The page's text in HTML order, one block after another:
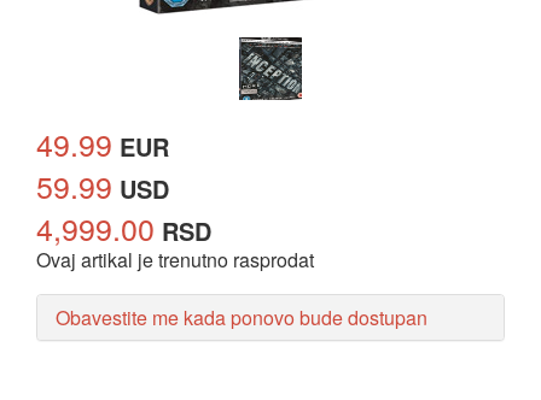
49.99 EUR
59.99 USD
4,999.00 RSD
Ovaj artikal je trenutno rasprodat
Obavestite me kada ponovo bude dostupan